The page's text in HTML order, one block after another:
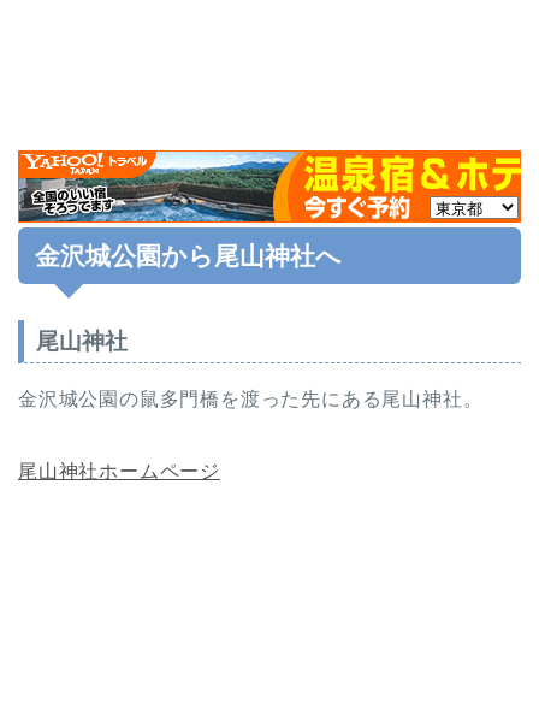
金沢城公園から尾山神社へ
尾山神社
金沢城公園の鼠多門橋を渡った先にある尾山神社。
尾山神社ホームページ